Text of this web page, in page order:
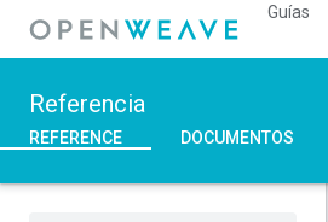
Guías
Referencia
REFERENCE DOCUMENTOS
::ArgParser
::Ble
Descripción general